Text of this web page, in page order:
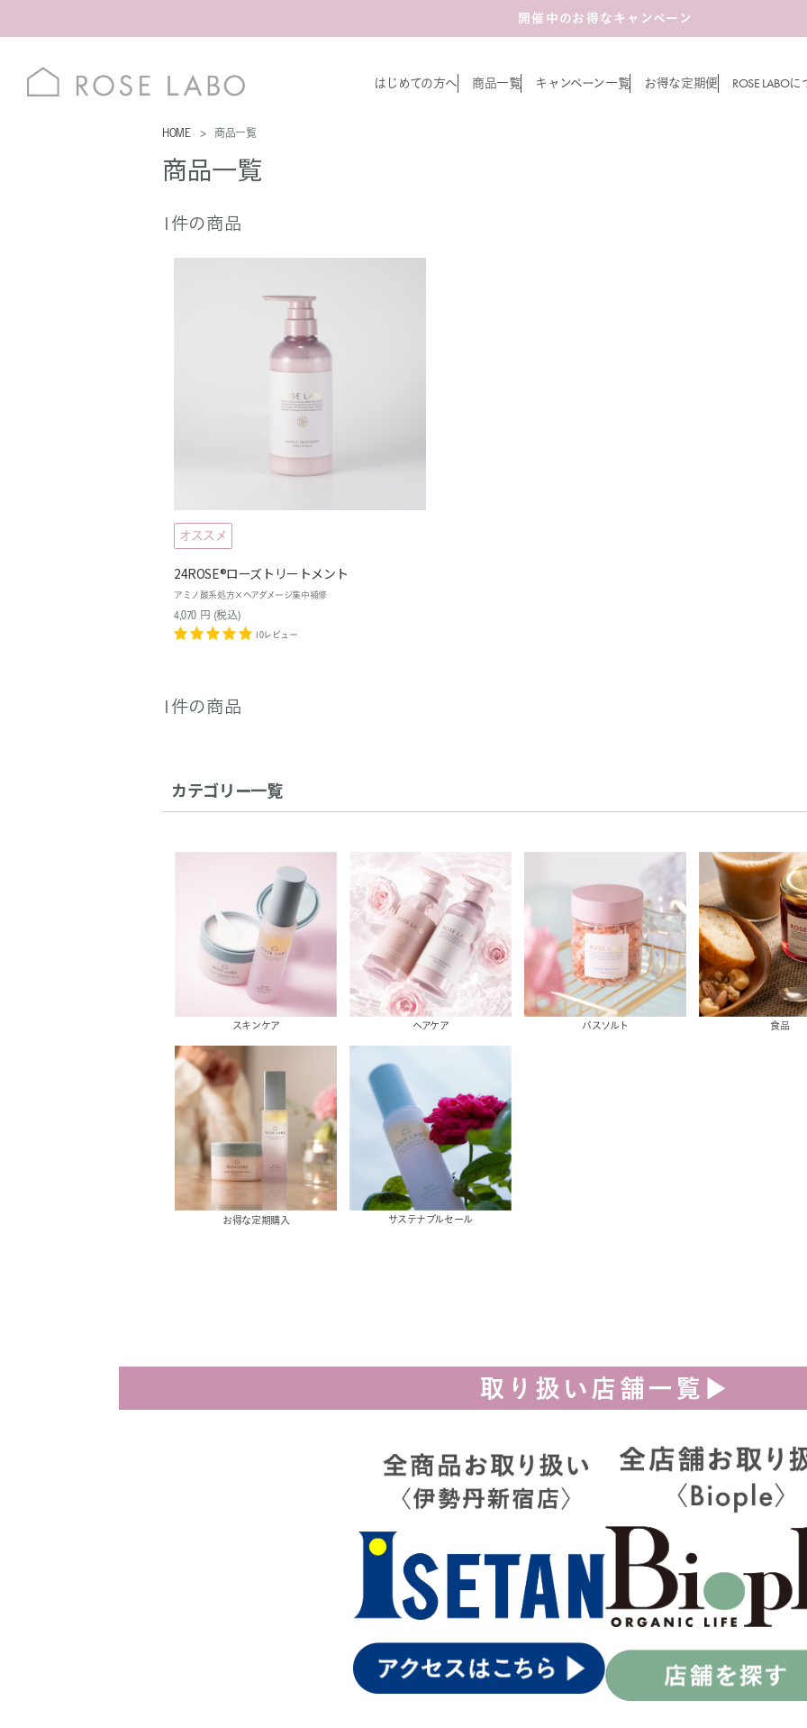
開催中のお得なキャンペーン
はじめての方へ 商品一覧 キャンペーン一覧 お得な定期便 ROSE LABOに
HOME 商品一覧
商品一覧
1件の商品
オススメ
24ROSE®ローズトリートメント
アミノ酸系処方×ヘアダメージ集中補修
4,070 円 (税込)
10レビュー
1件の商品
カテゴリー一覧
スキンケア ヘアケア バスソルト 食品
お得な定期購入 サステナブルセール
取り扱い店舗一覧▶